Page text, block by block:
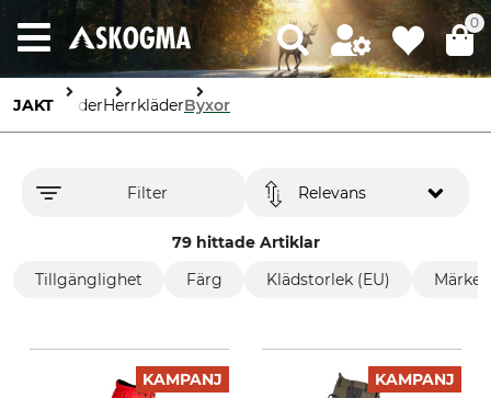
0
JAKT KläderHerrkläderByxor
Filter
79 hittade Artiklar
Relevans
Tillgänglighet Färg Klädstorlek (EU) Märke
KAMPANJ
KAMPANJ